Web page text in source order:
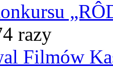
razy
Filmów